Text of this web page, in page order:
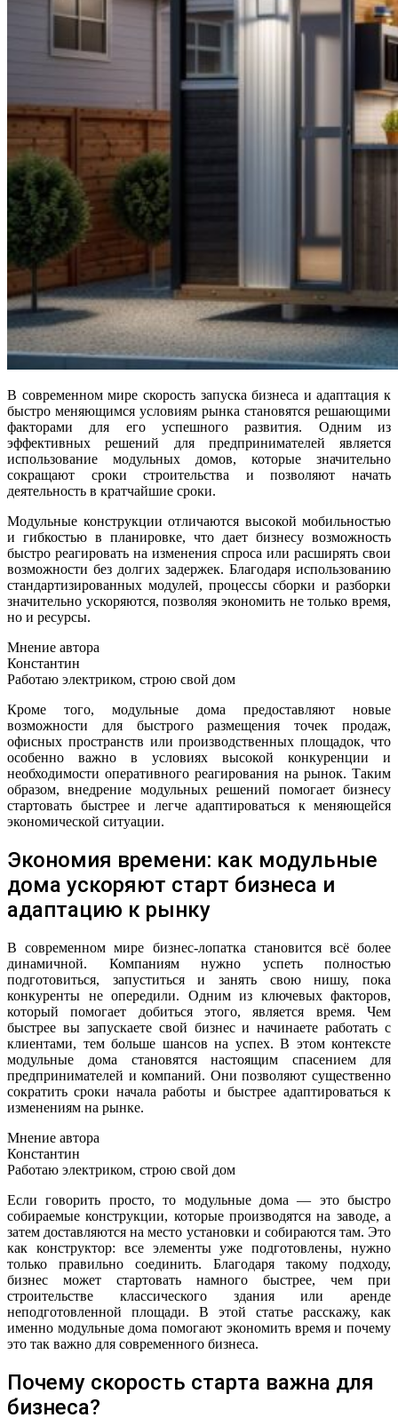
В современном мире скорость запуска бизнеса и адаптация к
быстро меняющимся условиям рынка становятся решающими
факторами для его успешного развития. Одним из
эффективных решений для предпринимателей является
использование модульных домов, которые значительно
сокращают сроки строительства и позволяют начать
деятельность в кратчайшие сроки.
Модульные конструкции отличаются высокой мобильностью
и гибкостью в планировке, что дает бизнесу возможность
быстро реагировать на изменения спроса или расширять свои
возможности без долгих задержек. Благодаря использованию
стандартизированных модулей, процессы сборки и разборки
значительно ускоряются, позволяя экономить не только время,
но и ресурсы.
Мнение автора
Константин
Работаю электриком, строю свой дом
Кроме того, модульные дома предоставляют новые
возможности для быстрого размещения точек продаж,
офисных пространств или производственных площадок, что
особенно важно в условиях высокой конкуренции и
необходимости оперативного реагирования на рынок. Таким
образом, внедрение модульных решений помогает бизнесу
стартовать быстрее и легче адаптироваться к меняющейся
экономической ситуации.
Экономия времени: как модульные
дома ускоряют старт бизнеса и
адаптацию к рынку
В современном мире бизнес-лопатка становится всё более
динамичной. Компаниям нужно успеть полностью
подготовиться, запуститься и занять свою нишу, пока
конкуренты не опередили. Одним из ключевых факторов,
который помогает добиться этого, является время. Чем
быстрее вы запускаете свой бизнес и начинаете работать с
клиентами, тем больше шансов на успех. В этом контексте
модульные дома становятся настоящим спасением для
предпринимателей и компаний. Они позволяют существенно
сократить сроки начала работы и быстрее адаптироваться к
изменениям на рынке.
Мнение автора
Константин
Работаю электриком, строю свой дом
Если говорить просто, то модульные дома — это быстро
собираемые конструкции, которые производятся на заводе, а
затем доставляются на место установки и собираются там. Это
как конструктор: все элементы уже подготовлены, нужно
только правильно соединить. Благодаря такому подходу,
бизнес может стартовать намного быстрее, чем при
строительстве классического здания или аренде
неподготовленной площади. В этой статье расскажу, как
именно модульные дома помогают экономить время и почему
это так важно для современного бизнеса.
Почему скорость старта важна для
бизнеса?